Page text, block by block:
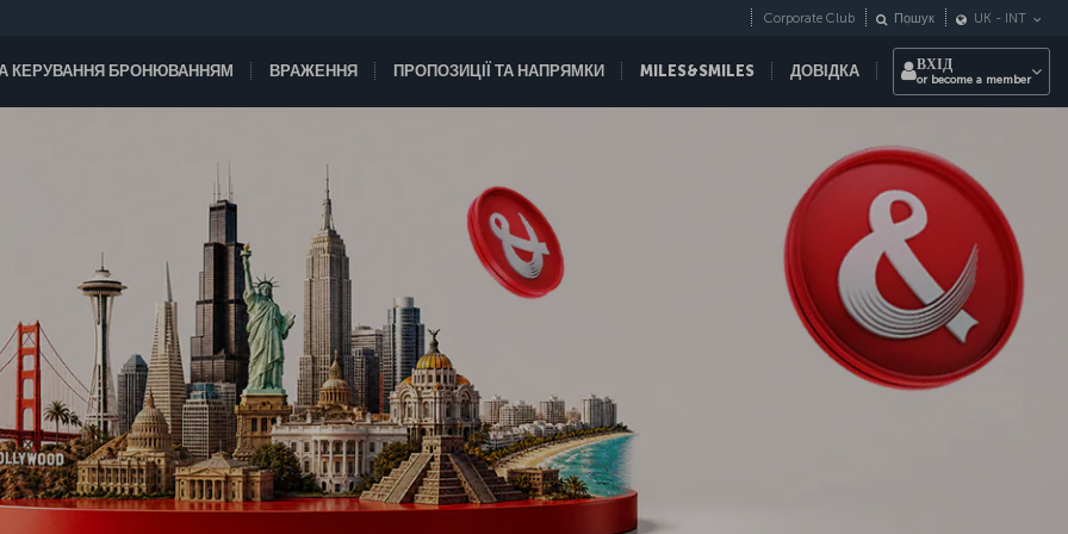
КЕРУВАННЯ БРОНЮВАННЯМ ВРАЖЕННЯ ПРОПОЗИЦІЇ ТА НАПРЯМКИ MILES&SMILES ДОВІДКА
Corporate Club Пошук UK - INT
ВХІД
or become a member